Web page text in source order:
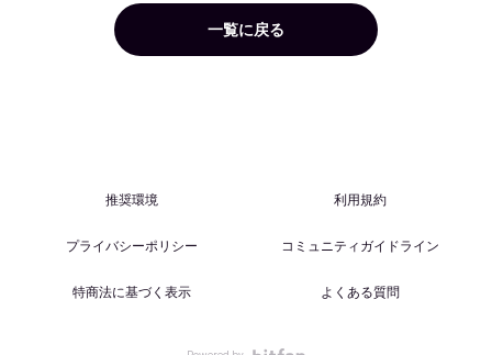
一覧に戻る
推奨環境 利用規約
プライバシーポリシー コミュニティガイドライン
特商法に基づく表示 よくある質問